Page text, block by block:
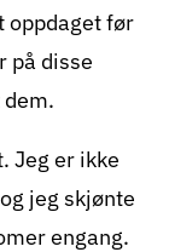
oppdaget før
på disse
Jeg er ikke
jeg skjønte
engang.